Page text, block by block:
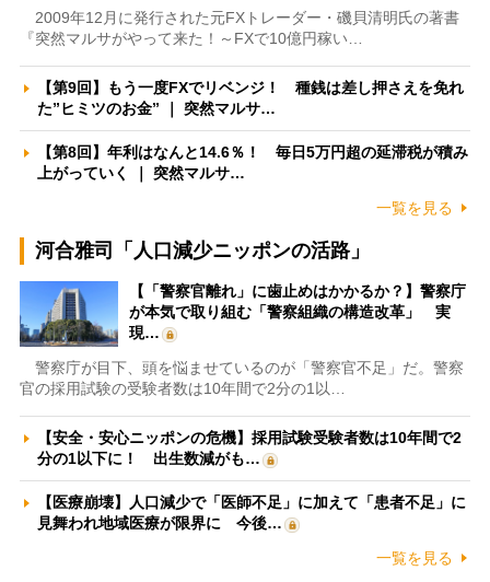
2009年12月に発行された元FXトレーダー・磯貝清明氏の著書
『突然マルサがやって来た！～FXで10億円稼い…
【第9回】もう一度FXでリベンジ！ 種銭は差し押さえを免れ
た”ヒミツのお金” ｜ 突然マルサ…
【第8回】年利はなんと14.6％！ 毎日5万円超の延滞税が積み
上がっていく ｜ 突然マルサ…
一覧を見る
河合雅司「人口減少ニッポンの活路」
【「警察官離れ」に歯止めはかかるか？】警察庁
が本気で取り組む「警察組織の構造改革」 実
現…
警察庁が目下、頭を悩ませているのが「警察官不足」だ。警察
官の採用試験の受験者数は10年間で2分の1以…
【安全・安心ニッポンの危機】採用試験受験者数は10年間で2
分の1以下に！ 出生数減がも…
【医療崩壊】人口減少で「医師不足」に加えて「患者不足」に
見舞われ地域医療が限界に 今後…
一覧を見る